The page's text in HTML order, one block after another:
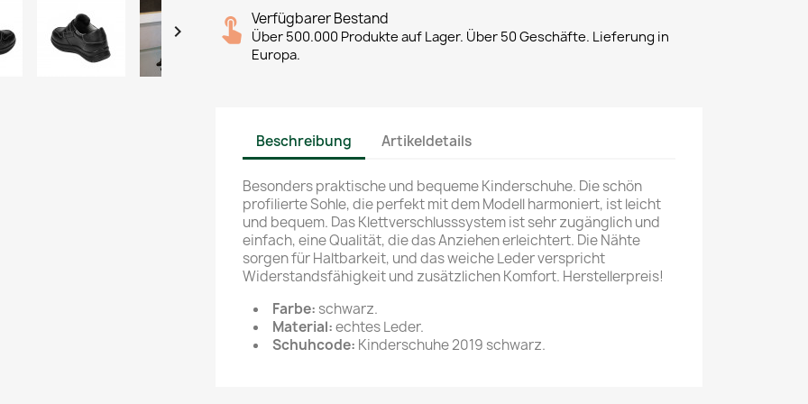

Verfügbarer Bestand
Über 500.000 Produkte auf Lager. Über 50 Geschäfte. Lieferung in
Europa.
Beschreibung Artikeldetails
Besonders praktische und bequeme Kinderschuhe. Die schön
profilierte Sohle, die perfekt mit dem Modell harmoniert, ist leicht
und bequem. Das Klettverschlusssystem ist sehr zugänglich und
einfach, eine Qualität, die das Anziehen erleichtert. Die Nähte
sorgen für Haltbarkeit, und das weiche Leder verspricht
Widerstandsfähigkeit und zusätzlichen Komfort. Herstellerpreis!
Farbe: schwarz.
Material:echtes Leder.
Schuhcode: Kinderschuhe 2019 schwarz.